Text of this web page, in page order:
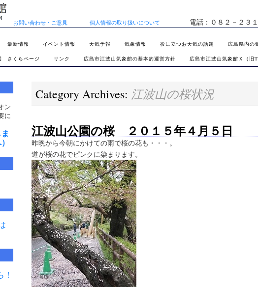
お問い合わせ・ご意見 個人情報の取り扱いについて 電話：０８２－２３
最新情報 イベント情報 天気予報 気象情報 役に立つお天気の話題 広島県内の
さくらページ リンク 広島市江波山気象館の基本的運営方針 広島市江波山気象館Ｘ（旧
Category Archives: 江波山の桜状況
江波山公園の桜 ２０１５年４月５日
昨晩から今朝にかけての雨で桜の花も・・・。
道が桜の花でピンクに染まります。
ン
に